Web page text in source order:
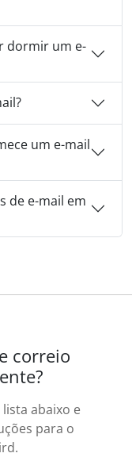
dormir um e-
um e-mail
de e-mail em
correio
abaixo e
para o